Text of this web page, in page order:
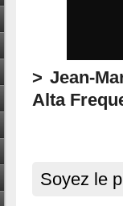
> Jean-
Alta
Soyez le